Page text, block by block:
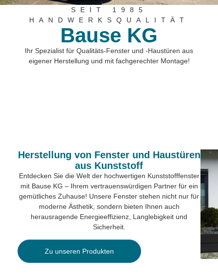
SEIT 1985
HANDWERKSQUALITÄT
Bause KG
Ihr Spezialist für Qualitäts-Fenster und -Haustüren aus
eigener Herstellung und mit fachgerechter Montage!
Herstellung von Fenster und Haustüren
aus Kunststoff
Entdecken Sie die Welt der hochwertigen Kunststofffenster
mit Bause KG – Ihrem vertrauenswürdigen Partner für ein
gemütliches Zuhause! Unsere Fenster stehen nicht nur für
moderne Ästhetik, sondern bieten Ihnen auch
herausragende Energieeffizienz, Langlebigkeit und
Sicherheit.
Zu unseren Produkten